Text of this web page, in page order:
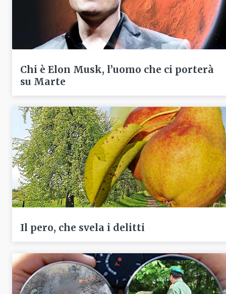
Chi è Elon Musk, l’uomo che ci porterà
su Marte
Il pero, che svela i delitti